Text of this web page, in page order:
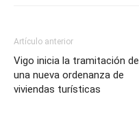
Artículo anterior
Vigo inicia la tramitación de
una nueva ordenanza de
viviendas turísticas